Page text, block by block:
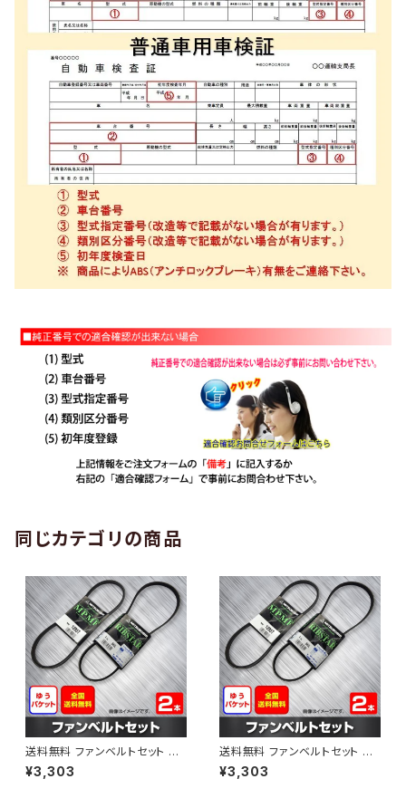
同じカテゴリの商品
送料無料 ファンベルトセット ト
ヨタ プロボックス 型式NCP51V
H24.01～ （国内トップメーカ
¥3,303
送料無料 ファンベルトセット ト
ヨタ プロボックス 型式NCP58
G H24.01～ （国内トップメーカ
¥3,303